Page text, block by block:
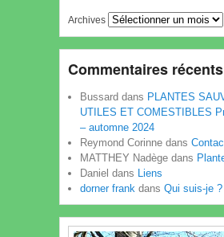
Archives
Commentaires récents
Bussard dans PLANTES
UTILES ET COMESTIBLES
– automne 2024
Reymond Corinne dans
MATTHEY Nadège dans
Daniel dans Liens
dorner frank dans Qui suis-je ?